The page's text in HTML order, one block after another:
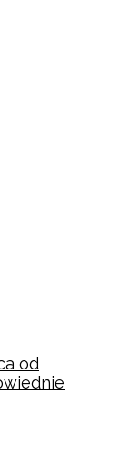
od